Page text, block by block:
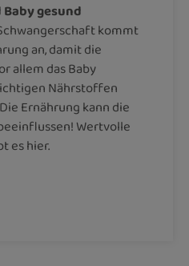
gesund
kommt
an, damit die
allem das Baby
Nährstoffen
Ernährung kann die
Wertvolle
es hier.